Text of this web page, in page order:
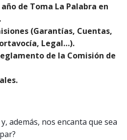
de Toma La Palabra en
(Garantías, Cuentas,
Legal…).
de la Comisión de
además, nos encanta que sea